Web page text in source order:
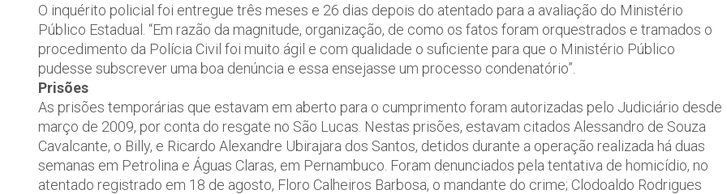
O inquérito policial foi entregue três meses e 26 dias depois do atentado para a avaliação do Ministério
Público Estadual. “Em razão da magnitude, organização, de como os fatos foram orquestrados e tramados o
procedimento da Polícia Civil foi muito ágil e com qualidade o suficiente para que o Ministério Público
pudesse subscrever uma boa denúncia e essa ensejasse um processo condenatório”.
Prisões
As prisões temporárias que estavam em aberto para o cumprimento foram autorizadas pelo Judiciário desde
março de 2009, por conta do resgate no São Lucas. Nestas prisões, estavam citados Alessandro de Souza
Cavalcante, o Billy, e Ricardo Alexandre Ubirajara dos Santos, detidos durante a operação realizada há duas
semanas em Petrolina e Águas Claras, em Pernambuco. Foram denunciados pela tentativa de homicídio, no
atentado registrado em 18 de agosto, Floro Calheiros Barbosa, o mandante do crime; Clodoaldo Rodrigues